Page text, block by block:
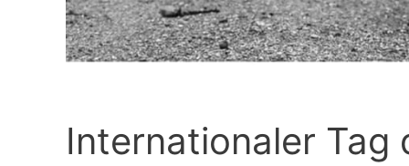
Internationaler Tag